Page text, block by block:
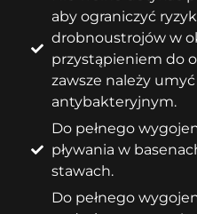
aby ograniczyć
drobnoustrojów w
przystąpieniem do
zawsze należy
antybakteryjnym.
Do pełnego
pływania w
stawach.
Do pełnego